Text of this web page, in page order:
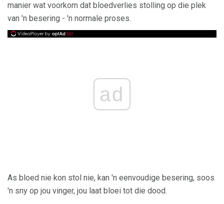
manier wat voorkom dat bloedverlies stolling op die plek
van 'n besering - 'n normale proses.
ad
As bloed nie kon stol nie, kan 'n eenvoudige besering, soos
'n sny op jou vinger, jou laat bloei tot die dood.